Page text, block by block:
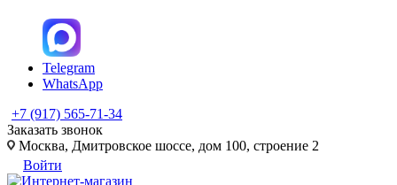
Telegram
WhatsApp
+7 (917) 565-71-34
Заказать звонок
Москва, Дмитровское шоссе, дом 100, строение 2
Войти